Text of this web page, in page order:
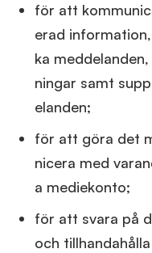
för att
erad
ka
ningar samt
elanden;
för att göra det
nicera med
a mediekonto;
för att svara på
och